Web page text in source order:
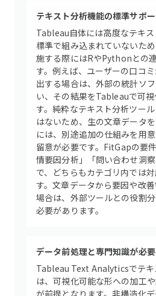
テキスト分析機能の標準サポ
Tableau自体には高度なテキ
標準で組み込まれていないた
施する際にはRやPythonとの
す。例えば、ユーザーの口コ
出する場合は、外部の統計ソ
い、その結果をTableauで可
す。純粋なテキスト分析ツー
はないため、生の文章データ
には、別途追加の仕組みを用
留意が必要です。FitGapの要
情要因分析」「問い合わせ洞
で、どちらもカテゴリ内では
す。文章データから要因や改
場合は、外部ツールとの役割
必要があります。
データ前処理と専門知識が必要
Tableau Text Analyticsでテキ
は、可視化可能な形への加工
が前提となります。非構造化